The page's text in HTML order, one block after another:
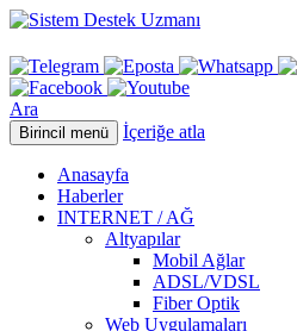
Ara
Birincil menü İçeriğe atla
Anasayfa
Haberler
INTERNET / AĞ
Altyapılar
Mobil Ağlar
ADSL/VDSL
Fiber Optik
Web Uygulamaları